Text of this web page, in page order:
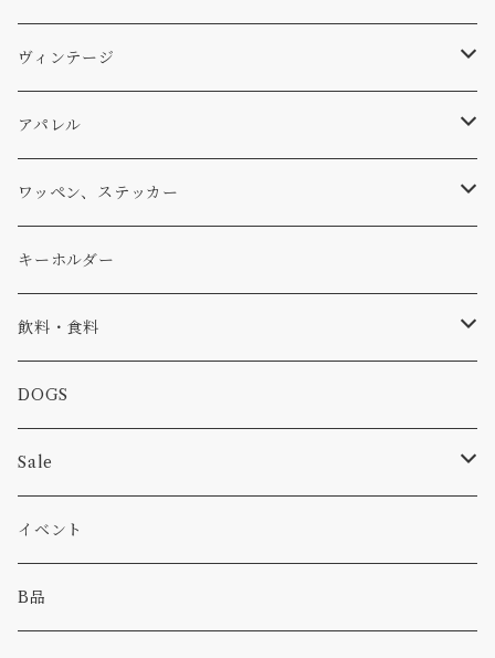
パンツ
パーカー・トレーナー
アウター
コラボ
食品
アメリカ軍払い下げ
...mura
小物
ヘルメット
スリーピング
小物
コーヒー
焚き火
スキー
ステッカー
ワッペン
小物
ヴィンテージ
ワッペン
ステッカー
小物
バイク
カー
アパレル
Tシャツ
キャップ、ニット
バッグ
小物
パンツ
パーカー・トレーナー
ワッペン、ステッカー
ワッペン
ステッカー
ピン
キーホルダー
飲料・食料
コーヒー
食べ物
DOGS
Sale
カー
キャンプ
イベント
B品